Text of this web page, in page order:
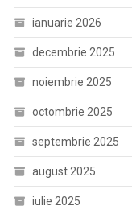
ianuarie 2026
decembrie 2025
noiembrie 2025
octombrie 2025
septembrie 2025
august 2025
iulie 2025